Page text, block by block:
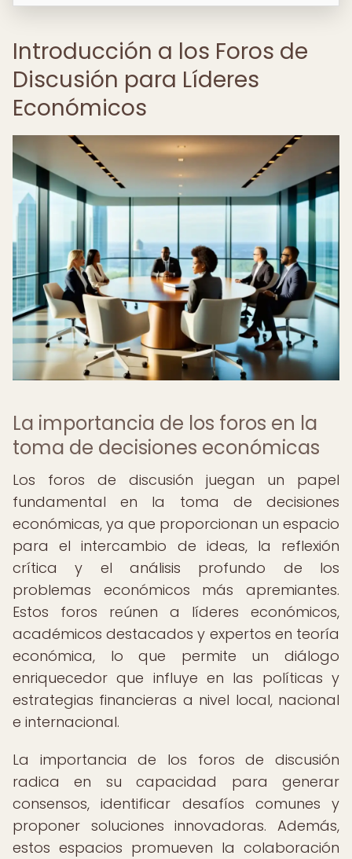
Introducción a los Foros de
Discusión para Líderes
Económicos
La importancia de los foros en la
toma de decisiones económicas
Los foros de discusión juegan un papel
fundamental en la toma de decisiones
económicas, ya que proporcionan un espacio
para el intercambio de ideas, la reflexión
crítica y el análisis profundo de los
problemas económicos más apremiantes.
Estos foros reúnen a líderes económicos,
académicos destacados y expertos en teoría
económica, lo que permite un diálogo
enriquecedor que influye en las políticas y
estrategias financieras a nivel local, nacional
e internacional.
La importancia de los foros de discusión
radica en su capacidad para generar
consensos, identificar desafíos comunes y
proponer soluciones innovadoras. Además,
estos espacios promueven la colaboración